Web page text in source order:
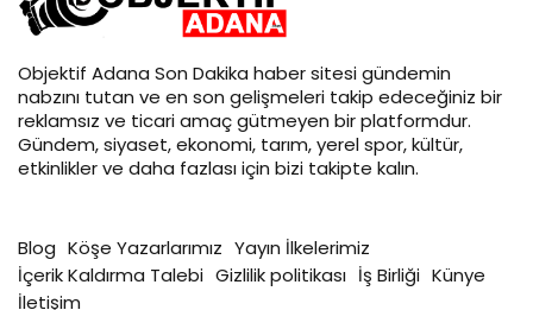
Objektif Adana Son Dakika haber sitesi gündemin
nabzını tutan ve en son gelişmeleri takip edeceğiniz bir
reklamsız ve ticari amaç gütmeyen bir platformdur.
Gündem, siyaset, ekonomi, tarım, yerel spor, kültür,
etkinlikler ve daha fazlası için bizi takipte kalın.
Blog Köşe Yazarlarımız Yayın İlkelerimiz
İçerik Kaldırma Talebi Gizlilik politikası İş Birliği Künye
İletişim